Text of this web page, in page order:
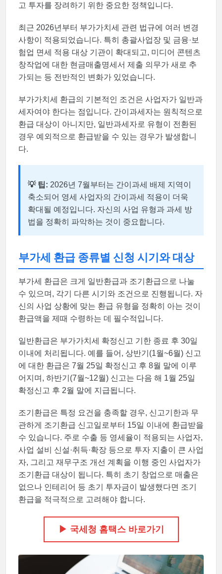
고 투자를 장려하기 위한 중요한 정책입니다.
최근 2026년부터 부가가치세 관련 법규에 여러 변경
사항이 적용되었습니다. 특히 총괄사업장 및 금융·보
험업 면세 적용 대상 기관이 확대되고, 미디어 콘텐츠
창작업에 대한 현금매출명세서 제출 의무가 새로 추
가되는 등 전반적인 변화가 있었습니다.
부가가치세 환급의 기본적인 조건은 사업자가 일반과
세자여야 한다는 점입니다. 간이과세자는 원칙적으로
환급 대상이 아니지만, 일반과세자로 유형이 전환된
경우 예외적으로 환급받을 수 있는 경우가 발생합니
다.
💡 팁: 2026년 7월부터는 간이과세 배제 지역이
축소되어 영세 사업자의 간이과세 적용이 더욱
확대될 예정입니다. 자신의 사업 유형과 과세 방
법을 정확히 파악하는 것이 중요합니다.
부가세 환급 종류별 신청 시기와 대상
부가세 환급은 크게 일반환급과 조기환급으로 나눌
수 있으며, 각기 다른 시기와 조건으로 진행됩니다. 자
신의 사업 상황에 맞는 환급 유형을 정확히 아는 것이
환급액을 제때 수령하는 데 필수적입니다.
일반환급은 부가가치세 확정신고 기한 종료 후 30일
이내에 처리됩니다. 예를 들어, 상반기(1월~6월) 신고
에 대한 환급은 7월 25일 확정신고 후 8월 말에 이루
어지며, 하반기(7월~12월) 신고는 다음 해 1월 25일
확정신고 후 2월 말에 지급됩니다.
조기환급은 특정 요건을 충족할 경우, 신고기한과 무
관하게 조기환급 신고일로부터 15일 이내에 환급받을
수 있습니다. 주로 수출 등 영세율이 적용되는 사업자,
사업 설비 신설·취득·확장 등으로 투자 지출이 큰 사업
자, 그리고 재무구조 개선 계획을 이행 중인 사업자가
조기환급 대상이 됩니다. 특히 초기 창업으로 매출은
없으나 인테리어 등 초기 투자금이 발생했다면 조기
환급을 적극적으로 고려해야 합니다.
▶ 국세청 홈택스 바로가기